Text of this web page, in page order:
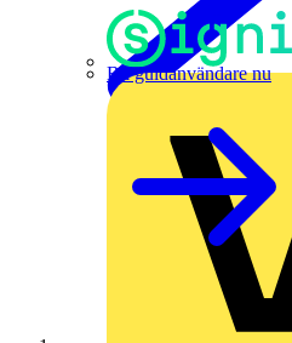
Bli guldanvändare nu